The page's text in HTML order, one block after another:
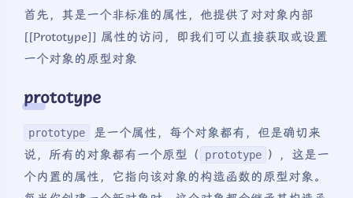
首先，其是一个非标准的属性，他提供了对对象内部
[[Prototype]] 属性的访问，即我们可以直接获取或设置
一个对象的原型对象
prototype
prototype
是一个属性，每个对象都有，但是确切来
说，所有的对象都有一个原型（
prototype ），这是一
个内置的属性，它指向该对象的构造函数的原型对象。